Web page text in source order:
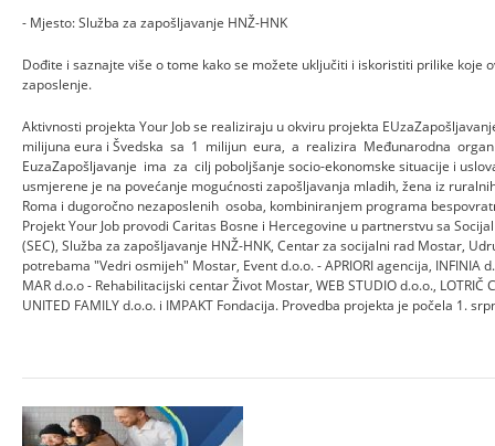
- Mjesto: Služba za zapošljavanje HNŽ-HNK
Dođite i saznajte više o tome kako se možete uključiti i iskoristiti prilike koje
zaposlenje.
Aktivnosti projekta Your Job se realiziraju u okviru projekta
milijuna eura i Švedska sa 1 milijun eura, a realizira Međunarodna
EuzaZapošljavanje ima za cilj poboljšanje socio-ekonomske situacije i
usmjerene je na povećanje mogućnosti zapošljavanja mladih, žena iz
Roma i dugoročno nezaposlenih osoba, kombiniranjem programa
Projekt Your Job provodi Caritas Bosne i Hercegovine u partnerstvu sa
(SEC), Služba za zapošljavanje HNŽ-HNK, Centar za socijalni rad Mostar,
potrebama "Vedri osmijeh" Mostar, Event d.o.o. - APRIORI agencija, INFINIA
MAR d.o.o - Rehabilitacijski centar Život Mostar, WEB STUDIO d.o.o., LOTRIČ
UNITED FAMILY d.o.o. i IMPAKT Fondacija. Provedba projekta je počela 1.